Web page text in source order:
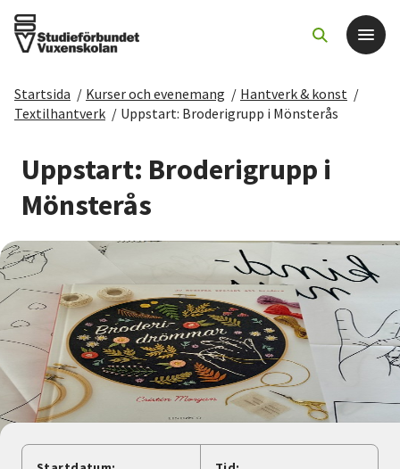
Det här gör vi
För dig som
Sök kurser och evenemang
Om SV
Starta studiecirkel
Cirkelledare
Nyheter
Avdelningar
Startsida / Kurser och evenemang / Hantverk & konst /
Textilhantverk / Uppstart: Broderigrupp i Mönsterås
Uppstart: Broderigrupp i
Mönsterås